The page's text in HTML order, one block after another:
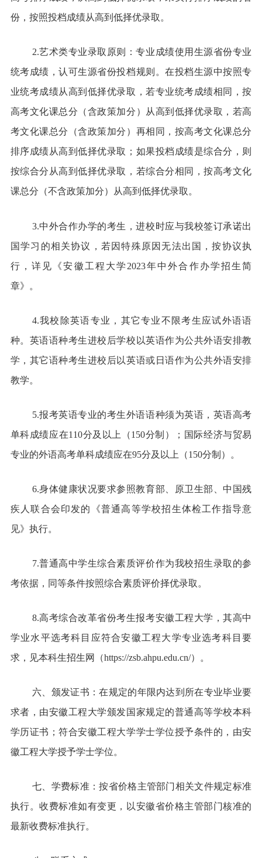
份，按照投档成绩从高到低择优录取。
2.艺术类专业录取原则：专业成绩使用生源省份专业
统考成绩，认可生源省份投档规则。在投档生源中按照专
业统考成绩从高到低择优录取，若专业统考成绩相同，按
高考文化课总分（含政策加分）从高到低择优录取，若高
考文化课总分（含政策加分）再相同，按高考文化课总分
排序成绩从高到低择优录取；如果投档成绩是综合分，则
按综合分从高到低择优录取，若综合分相同，按高考文化
课总分（不含政策加分）从高到低择优录取。
3.中外合作办学的考生，进校时应与我校签订承诺出
国学习的相关协议，若因特殊原因无法出国，按协议执
行，详见《安徽工程大学2023年中外合作办学招生简
章》。
4.我校除英语专业，其它专业不限考生应试外语语
种。英语语种考生进校后学校以英语作为公共外语安排教
学，其它语种考生进校后以英语或日语作为公共外语安排
教学。
5.报考英语专业的考生外语语种须为英语，英语高考
单科成绩应在110分及以上（150分制）；国际经济与贸易
专业的外语高考单科成绩应在95分及以上（150分制）。
6.身体健康状况要求参照教育部、原卫生部、中国残
疾人联合会印发的《普通高等学校招生体检工作指导意
见》执行。
7.普通高中学生综合素质评价作为我校招生录取的参
考依据，同等条件按照综合素质评价择优录取。
8.高考综合改革省份考生报考安徽工程大学，其高中
学业水平选考科目应符合安徽工程大学专业选考科目要
求，见本科生招生网（https://zsb.ahpu.edu.cn/）。
六、颁发证书：在规定的年限内达到所在专业毕业要
求者，由安徽工程大学颁发国家规定的普通高等学校本科
学历证书；符合安徽工程大学学士学位授予条件的，由安
徽工程大学授予学士学位。
七、学费标准：按省价格主管部门相关文件规定标准
执行。收费标准如有变更，以安徽省价格主管部门核准的
最新收费标准执行。